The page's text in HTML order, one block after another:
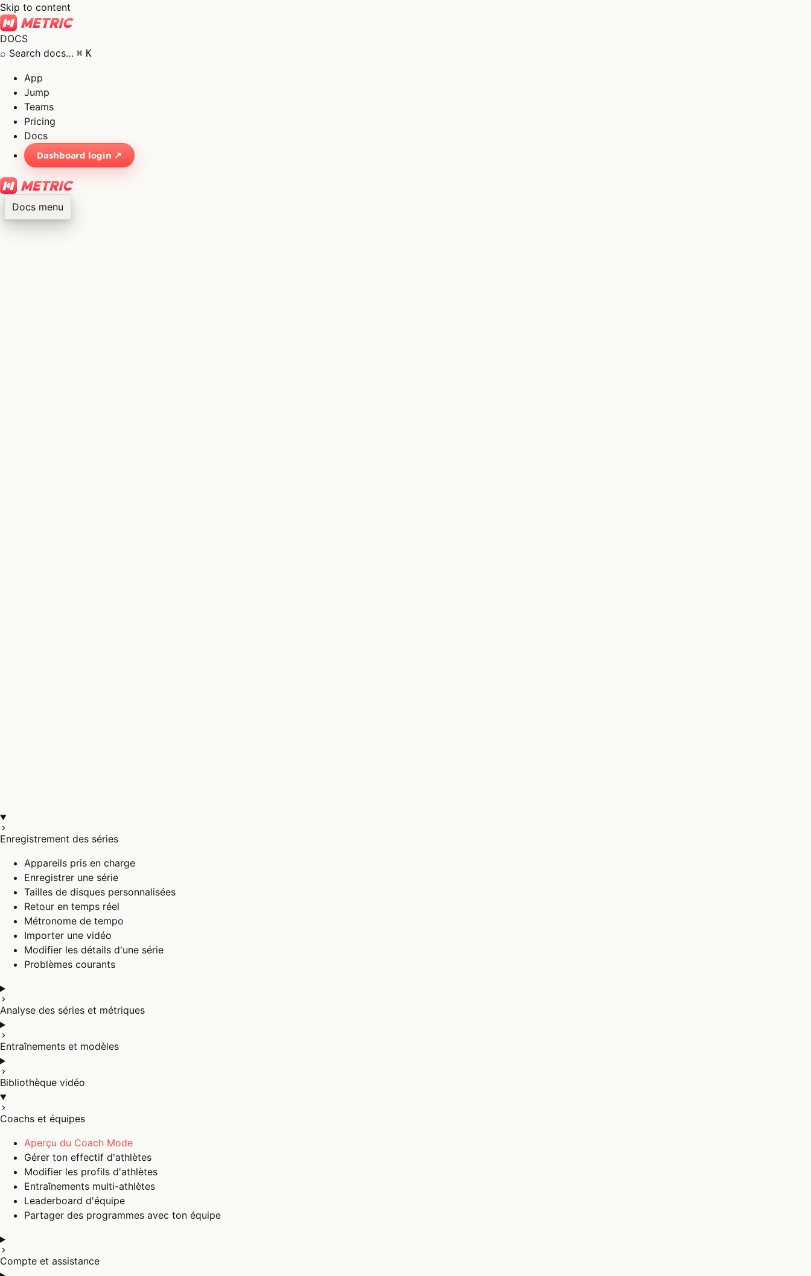
Skip to content
DOCS
⌕ Search docs… ⌘ K
App
Jump
Teams
Pricing
Docs
Dashboard login ↗
Docs menu
Enregistrement des séries
Appareils pris en charge
Enregistrer une série
Tailles de disques personnalisées
Retour en temps réel
Métronome de tempo
Importer une vidéo
Modifier les détails d'une série
Problèmes courants
Analyse des séries et métriques
Entraînements et modèles
Bibliothèque vidéo
Coachs et équipes
Aperçu du Coach Mode
Gérer ton effectif d'athlètes
Modifier les profils d'athlètes
Entraînements multi-athlètes
Leaderboard d'équipe
Partager des programmes avec ton équipe
Compte et assistance